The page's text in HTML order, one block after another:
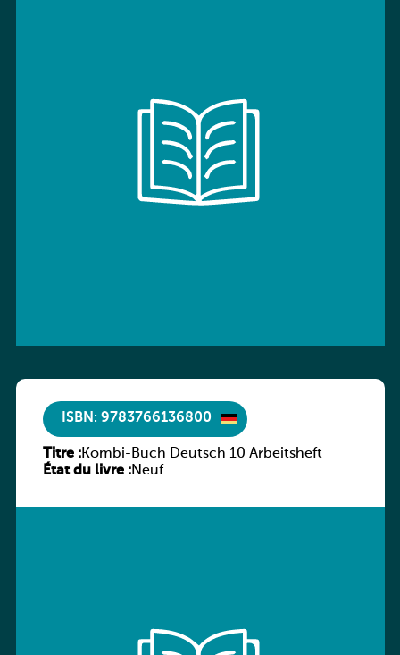
ISBN: 9783766136800
Titre :Kombi-Buch Deutsch 10 Arbeitsheft
État du livre :Neuf